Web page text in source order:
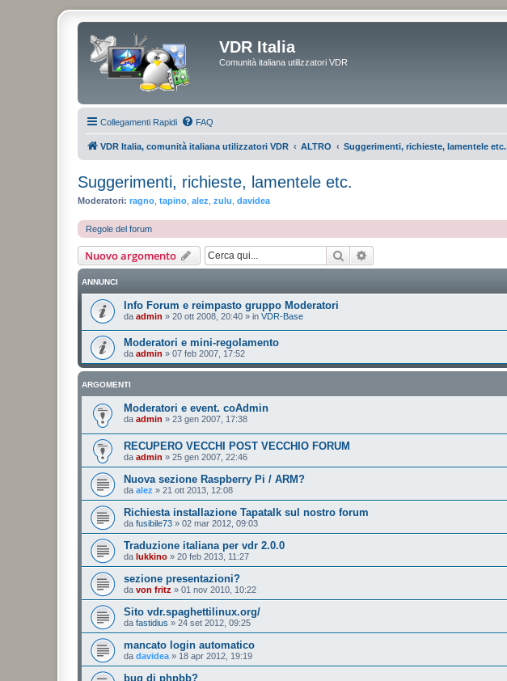
VDR Italia
Comunità italiana utilizzatori VDR
Collegamenti Rapidi FAQ
VDR Italia, comunità italiana utilizzatori VDR ALTRO Suggerimenti, richieste, lamentele etc.
Suggerimenti, richieste, lamentele etc.
Moderatori: ragno tapino alez zulu davidea
Regole del forum
Nuovo argomento Cerca
ANNUNCI
Info Forum e reimpasto gruppo Moderatori
da admin » 20 ott 2008, 20:40 » in VDR-Base
Moderatori e mini-regolamento
da admin » 07 feb 2007, 17:52
ARGOMENTI
Moderatori e event. coAdmin
da admin » 23 gen 2007, 17:38
RECUPERO VECCHI POST VECCHIO FORUM
da admin » 25 gen 2007, 22:46
Nuova sezione Raspberry Pi / ARM?
da alez » 21 ott 2013, 12:08
Richiesta installazione Tapatalk sul nostro forum
da fusibile73 » 02 mar 2012, 09:03
Traduzione italiana per vdr 2.0.0
da lukkino » 20 feb 2013, 11:27
sezione presentazioni?
da von fritz » 01 nov 2010, 10:22
Sito vdr.spaghettilinux.org/
da fastidius » 24 set 2012, 09:25
mancato login automatico
da davidea » 18 apr 2012, 19:19
bug di phpbb?